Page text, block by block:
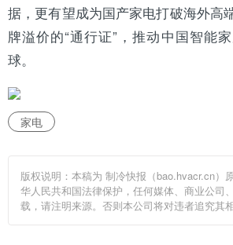
据，更有望成为国产家电打破海外高
牌溢价的“通行证”，推动中国智能
球。
家电
版权说明：本稿为 制冷快报（bao.hvacr.cn）
华人民共和国法律保护，任何媒体、商业公司
载，请注明来源。否则本公司将对违者追究其